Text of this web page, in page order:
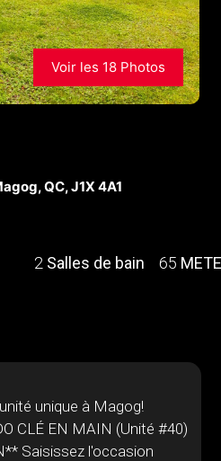
Voir les 18 Photos
QC, J1X 4A1
2 Salles de bain 65
unique à Magog!
CLÉ EN MAIN (Unité #40)
Saisissez l'occasion